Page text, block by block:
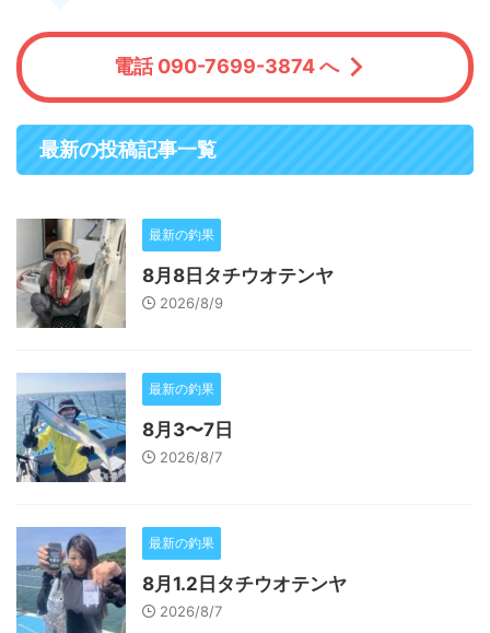
電話 090-7699-3874 へ
最新の投稿記事一覧
最新の釣果
8月8日タチウオテンヤ
2026/8/9
最新の釣果
8月3〜7日
2026/8/7
最新の釣果
8月1.2日タチウオテンヤ
2026/8/7